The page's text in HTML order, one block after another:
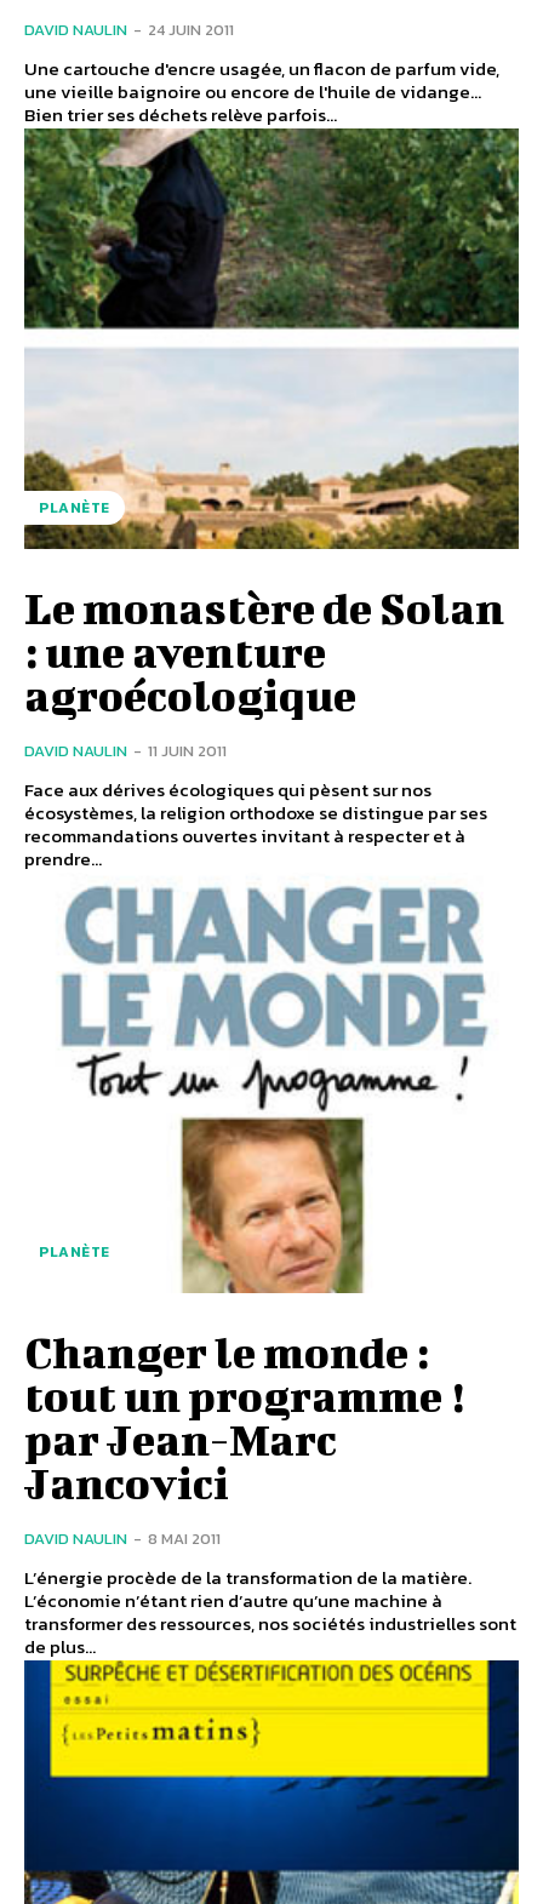
DAVID NAULIN - 24 JUIN 2011
Une cartouche d'encre usagée, un flacon de parfum vide,
une vieille baignoire ou encore de l'huile de vidange...
Bien trier ses déchets relève parfois...
PLANÈTE
Le monastère de Solan
: une aventure
agroécologique
DAVID NAULIN - 11 JUIN 2011
Face aux dérives écologiques qui pèsent sur nos
écosystèmes, la religion orthodoxe se distingue par ses
recommandations ouvertes invitant à respecter et à
prendre...
PLANÈTE
Changer le monde :
tout un programme !
par Jean-Marc
Jancovici
DAVID NAULIN - 8 MAI 2011
L’énergie procède de la transformation de la matière.
L’économie n’étant rien d’autre qu’une machine à
transformer des ressources, nos sociétés industrielles sont
de plus...